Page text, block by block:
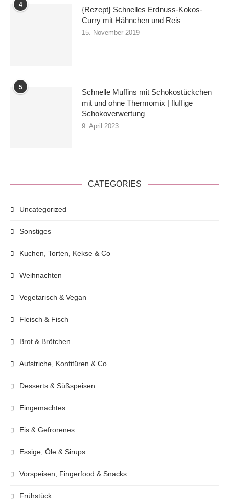
4
{Rezept} Schnelles Erdnuss-Kokos-
Curry mit Hähnchen und Reis
15. November 2019
5
Schnelle Muffins mit Schokostückchen
mit und ohne Thermomix | fluffige
Schokoverwertung
9. April 2023
CATEGORIES
Uncategorized
Sonstiges
Kuchen, Torten, Kekse & Co
Weihnachten
Vegetarisch & Vegan
Fleisch & Fisch
Brot & Brötchen
Aufstriche, Konfitüren & Co.
Desserts & Süßspeisen
Eingemachtes
Eis & Gefrorenes
Essige, Öle & Sirups
Vorspeisen, Fingerfood & Snacks
Frühstück